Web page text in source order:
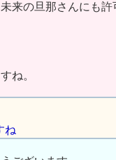
来の旦那さんにも
ね。
ね